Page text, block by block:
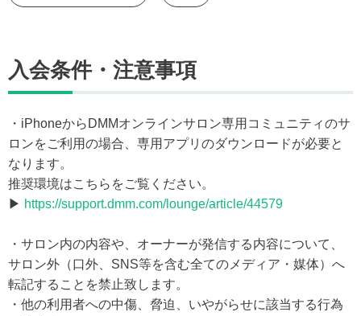
入会条件・注意事項
・iPhoneからDMMオンラインサロン専用コミュニティのサ
ロンをご利用の場合、専用アプリのダウンロードが必要と
なります。
推奨環境はこちらをご覧ください。
▶ https://support.dmm.com/lounge/article/44579
・サロン内の内容や、オーナーが発信する内容について、
サロン外（口外、SNS等を含む全てのメディア・媒体）へ
転記することを禁止致します。
・他の利用者への中傷、脅迫、いやがらせに該当する行為